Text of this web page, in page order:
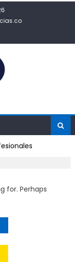
for. Perhaps
for: